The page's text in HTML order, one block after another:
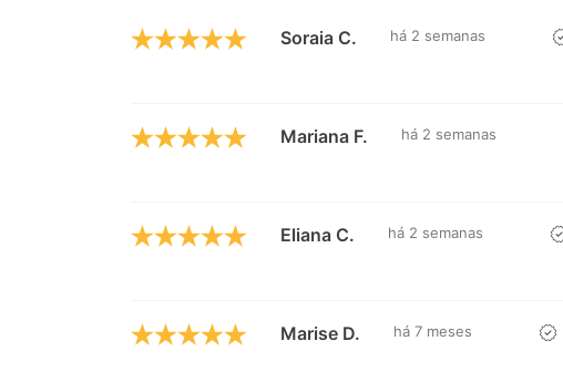
Soraia C. há 2 semanas
Mariana F. há 2 semanas
Eliana C. há 2 semanas
Marise D. há 7 meses